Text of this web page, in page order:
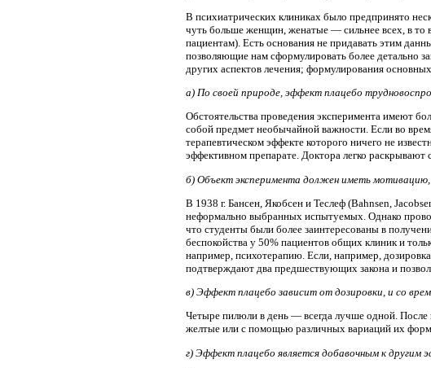
В психиатрических клиниках было предпринято
чуть больше женщин, женатые — сильнее всех, в то
пациентам). Есть основания не придавать этим
позволяющие нам сформулировать более детально
других аспектов лечения; формулирования
а) По своей природе, эффект плацебо
Обстоятельства проведения эксперимента имеют
собой предмет необычайной важности. Если во
терапевтическом эффекте которого ничего не
эффективном препарате. Доктора легко раскрывают
б) Объект эксперимента должен иметь
В 1938 г. Бансен, Якобсен и Теслеф (Bahnsen,
неформально выбранных испытуемых. Однако
что студенты были более заинтересованы в
беспокойства у 50% пациентов общих клиник и
например, психотерапию. Если, например,
подтверждают два предшествующих закона и
в) Эффект плацебо зависит от дозировки, и со
Четыре пилюли в день — всегда лучше одной. После
желтые или с помощью различных вариаций их
г) Эффект плацебо является добавочным к другим